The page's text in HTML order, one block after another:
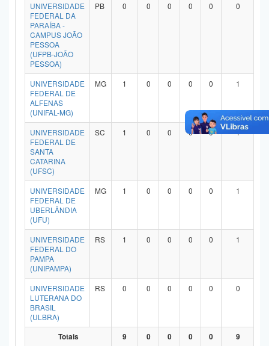
UNIVERSIDADE
FEDERAL DA
PARAÍBA -
CAMPUS JOÃO
PESSOA
(UFPB-JOÃO
PESSOA)
PB 0 0 0 0 0 0
UNIVERSIDADE
FEDERAL DE
ALFENAS
(UNIFAL-MG)
MG 1 0 0 0 0 1
UNIVERSIDADE
FEDERAL DE
SANTA
CATARINA
(UFSC)
SC 1 0 0 0 0 1
UNIVERSIDADE
FEDERAL DE
UBERLÂNDIA
(UFU)
MG 1 0 0 0 0 1
UNIVERSIDADE
FEDERAL DO
PAMPA
(UNIPAMPA)
RS 1 0 0 0 0 1
UNIVERSIDADE
LUTERANA DO
BRASIL
(ULBRA)
RS 0 0 0 0 0 0
Totais 9 0 0 0 0 9